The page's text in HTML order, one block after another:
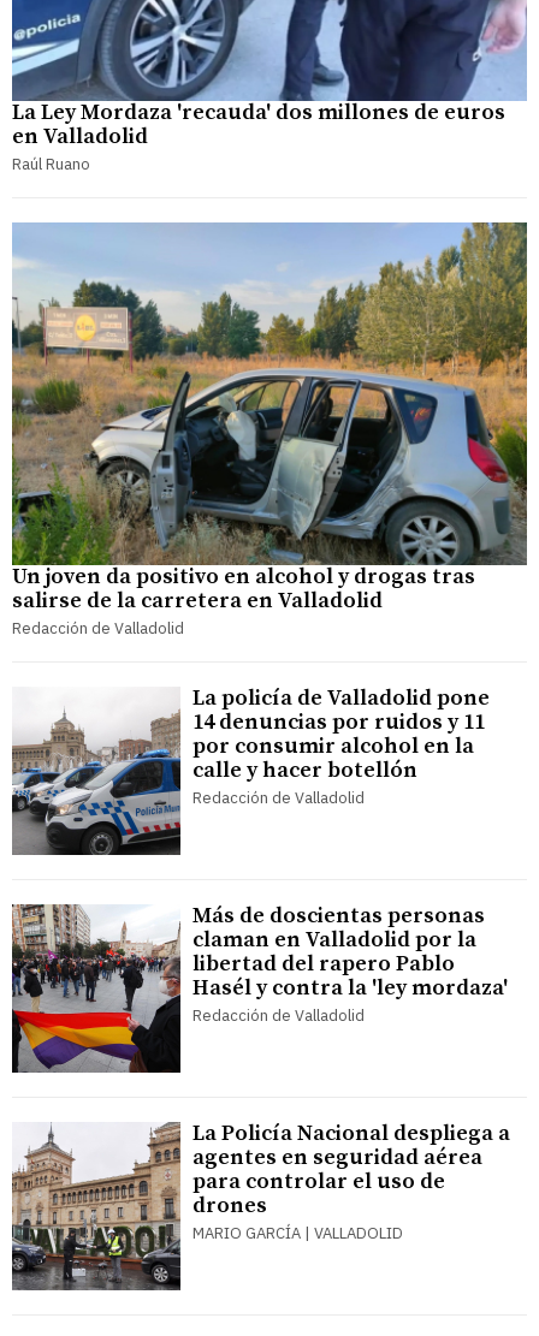
La Ley Mordaza 'recauda' dos millones de euros
en Valladolid
Raúl Ruano
Un joven da positivo en alcohol y drogas tras
salirse de la carretera en Valladolid
Redacción de Valladolid
La policía de Valladolid pone
14 denuncias por ruidos y 11
por consumir alcohol en la
calle y hacer botellón
Redacción de Valladolid
Más de doscientas personas
claman en Valladolid por la
libertad del rapero Pablo
Hasél y contra la 'ley mordaza'
Redacción de Valladolid
La Policía Nacional despliega a
agentes en seguridad aérea
para controlar el uso de
drones
MARIO GARCÍA | VALLADOLID